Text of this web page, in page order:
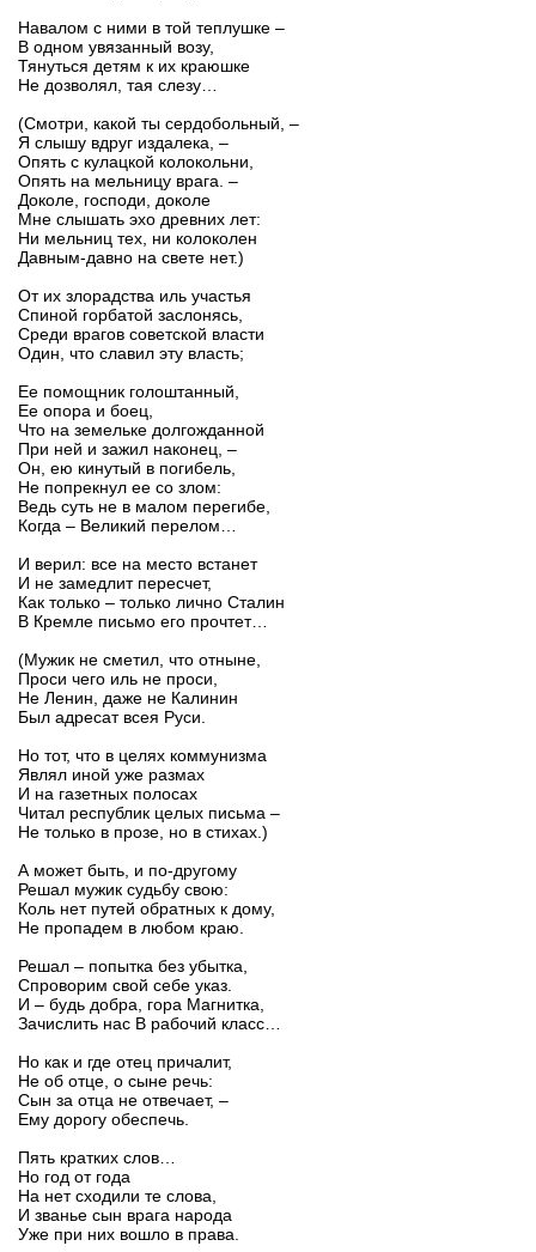
Навалом с ними в той теплушке –
В одном увязанный возу,
Тянуться детям к их краюшке
Не дозволял, тая слезу…
(Смотри, какой ты сердобольный, –
Я слышу вдруг издалека, –
Опять с кулацкой колокольни,
Опять на мельницу врага. –
Доколе, господи, доколе
Мне слышать эхо древних лет:
Ни мельниц тех, ни колоколен
Давным-давно на свете нет.)
От их злорадства иль участья
Спиной горбатой заслонясь,
Среди врагов советской власти
Один, что славил эту власть;
Ее помощник голоштанный,
Ее опора и боец,
Что на земельке долгожданной
При ней и зажил наконец, –
Он, ею кинутый в погибель,
Не попрекнул ее со злом:
Ведь суть не в малом перегибе,
Когда – Великий перелом…
И верил: все на место встанет
И не замедлит пересчет,
Как только – только лично Сталин
В Кремле письмо его прочтет…
(Мужик не сметил, что отныне,
Проси чего иль не проси,
Не Ленин, даже не Калинин
Был адресат всея Руси.
Но тот, что в целях коммунизма
Являл иной уже размах
И на газетных полосах
Читал республик целых письма –
Не только в прозе, но в стихах.)
А может быть, и по-другому
Решал мужик судьбу свою:
Коль нет путей обратных к дому,
Не пропадем в любом краю.
Решал – попытка без убытка,
Спроворим свой себе указ.
И – будь добра, гора Магнитка,
Зачислить нас В рабочий класс…
Но как и где отец причалит,
Не об отце, о сыне речь:
Сын за отца не отвечает, –
Ему дорогу обеспечь.
Пять кратких слов…
Но год от года
На нет сходили те слова,
И званье сын врага народа
Уже при них вошло в права.